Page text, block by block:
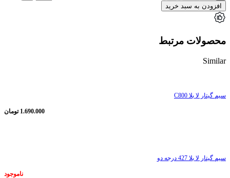
افزودن به سبد خرید
محصولات مرتبط
Similar
سیم گیتار لا بلا C800
1.690.000 تومان
سیم گیتار لا بلا 427 درجه دو
ناموجود